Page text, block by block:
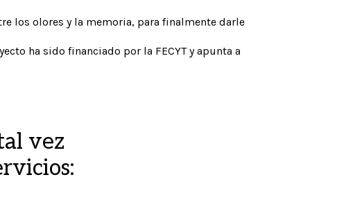
los olores y la memoria, para finalmente darle
ha sido financiado por la FECYT y apunta a
vez